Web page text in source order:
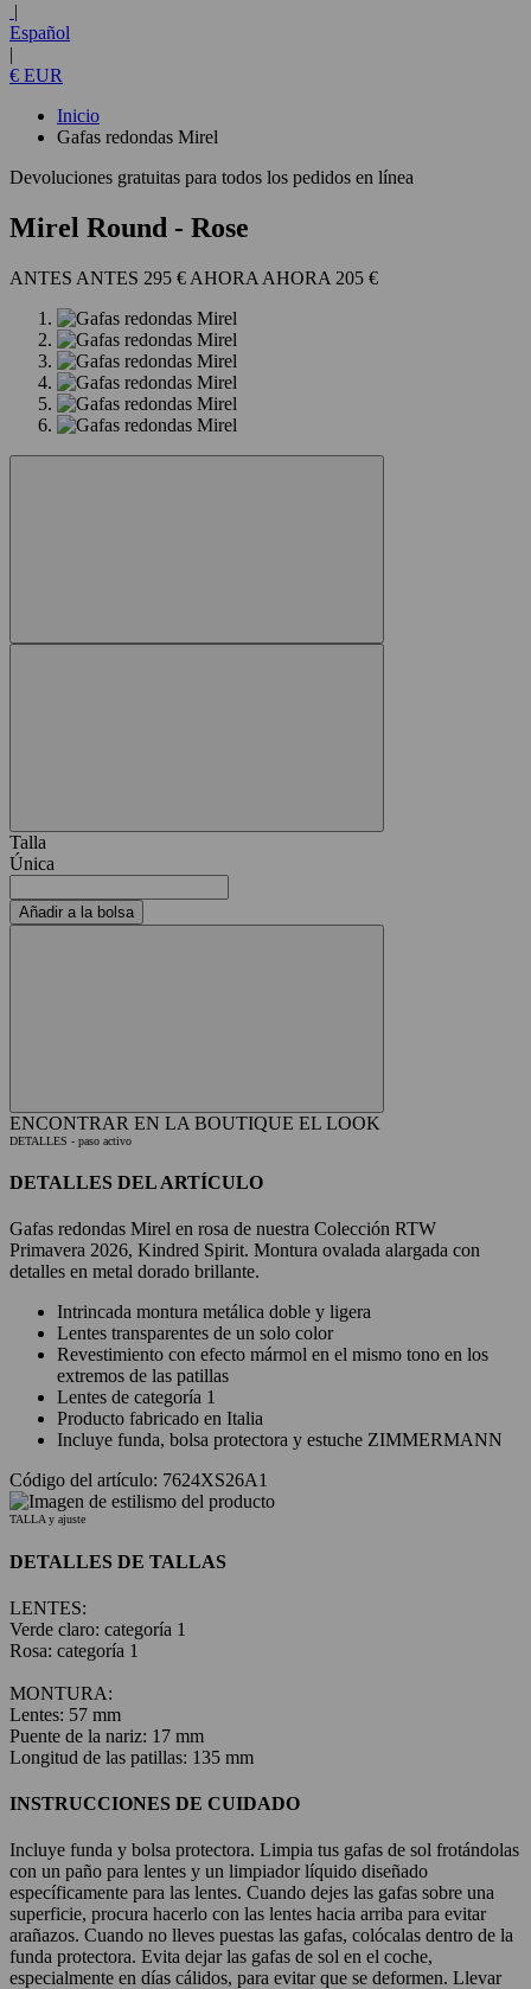
|
Español
|
€ EUR
Inicio
Gafas redondas Mirel
Devoluciones gratuitas para todos los pedidos en línea
Mirel Round - Rose
295 € 205 €
Talla
Única
Añadir a la bolsa
ENCONTRAR EN LA BOUTIQUE EL LOOK
DETALLES - paso activo
DETALLES DEL ARTÍCULO
Gafas redondas Mirel en rosa de nuestra Colección RTW
Primavera 2026, Kindred Spirit. Montura ovalada alargada con
detalles en metal dorado brillante.
Intrincada montura metálica doble y ligera
Lentes transparentes de un solo color
Revestimiento con efecto mármol en el mismo tono en los
extremos de las patillas
Lentes de categoría 1
Producto fabricado en Italia
Incluye funda, bolsa protectora y estuche ZIMMERMANN
Código del artículo: 7624XS26A1
TALLA y ajuste
DETALLES DE TALLAS
LENTES:
Verde claro: categoría 1
Rosa: categoría 1
MONTURA:
Lentes: 57 mm
Puente de la nariz: 17 mm
Longitud de las patillas: 135 mm
INSTRUCCIONES DE CUIDADO
Incluye funda y bolsa protectora. Limpia tus gafas de sol frotándolas
con un paño para lentes y un limpiador líquido diseñado
específicamente para las lentes. Cuando dejes las gafas sobre una
superficie, procura hacerlo con las lentes hacia arriba para evitar
arañazos. Cuando no lleves puestas las gafas, colócalas dentro de la
funda protectora. Evita dejar las gafas de sol en el coche,
especialmente en días cálidos, para evitar que se deformen. Llevar